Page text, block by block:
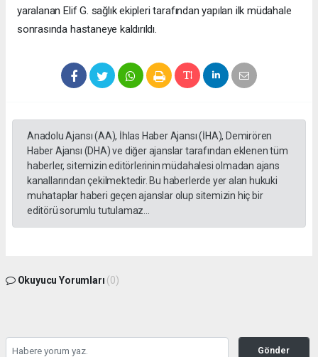
yaralanan Elif G. sağlık ekipleri tarafından yapılan ilk müdahale
sonrasında hastaneye kaldırıldı.
Anadolu Ajansı (AA), İhlas Haber Ajansı (İHA), Demirören
Haber Ajansı (DHA) ve diğer ajanslar tarafından eklenen tüm
haberler, sitemizin editörlerinin müdahalesi olmadan ajans
kanallarından çekilmektedir. Bu haberlerde yer alan hukuki
muhataplar haberi geçen ajanslar olup sitemizin hiç bir
editörü sorumlu tutulamaz...
Okuyucu Yorumları (0)
Gönder